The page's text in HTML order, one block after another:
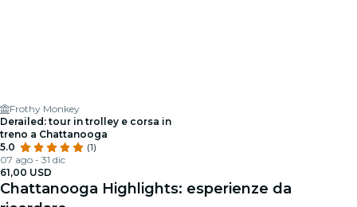
Frothy Monkey
Derailed: tour in trolley e corsa in
treno a Chattanooga
5.0
(1)
07 ago - 31 dic
61,00 USD
Chattanooga Highlights: esperienze da